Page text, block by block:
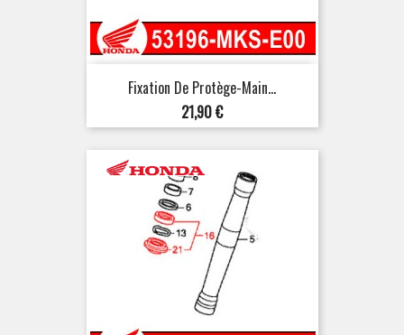
Fixation De Protège-Main...
Prix
21,90 €